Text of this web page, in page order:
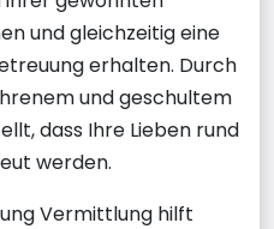
und gleichzeitig eine
erhalten. Durch
und geschultem
dass Ihre Lieben rund
werden.
Vermittlung hilft